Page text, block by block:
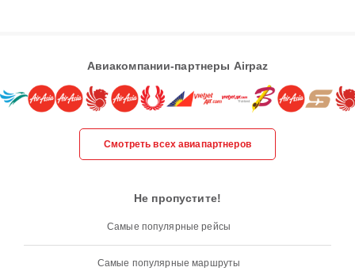
Авиакомпании-партнеры Airpaz
Смотреть всех авиапартнеров
Не пропустите!
Самые популярные рейсы
Самые популярные маршруты